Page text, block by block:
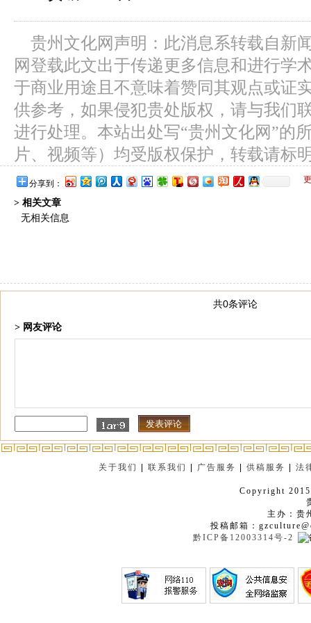
贵州文化网声明：此消息系转载自新
网登载此文出于传递更多信息和进行学
于商业用途且不意味着赞同其观点或证
供参考，如果侵犯贵处版权，请与我们
进行处理。本站出处写“贵州文化网”的
片、视频等）均受版权保护，转载请标
分享到：
> 相关文章
无相关信息
共0条评论
> 网友评论
关于我们 |联系我们 广告服务 |供稿服务 |法
Copyright
主办：贵
投稿邮箱：
黔ICP备12003314号-2